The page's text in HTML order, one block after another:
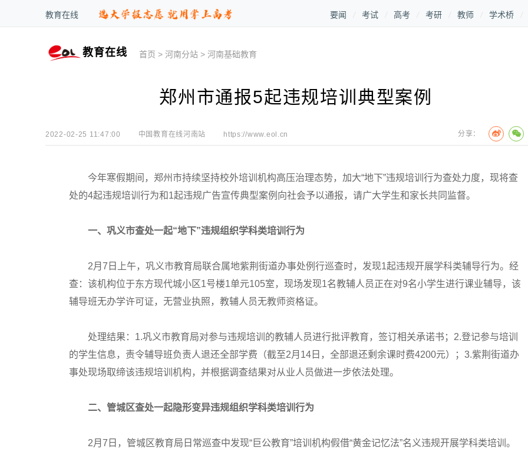
教育在线 要闻 考试 高考 考研 教师 学术桥
教育在线 首页 > 河南分站 > 河南基础教育
郑州市通报5起违规培训典型案例
2022-02-25 11:47:00 中国教育在线河南站 https://www.eol.cn 分享：
今年寒假期间，郑州市持续坚持校外培训机构高压治理态势，加大“地下”违规培训行为查处力度，现将查
处的4起违规培训行为和1起违规广告宣传典型案例向社会予以通报，请广大学生和家长共同监督。
一、巩义市查处一起“地下”违规组织学科类培训行为
2月7日上午，巩义市教育局联合属地紫荆街道办事处例行巡查时，发现1起违规开展学科类辅导行为。经
查：该机构位于东方现代城小区1号楼1单元105室，现场发现1名教辅人员正在对9名小学生进行课业辅导，该
辅导班无办学许可证，无营业执照，教辅人员无教师资格证。
处理结果：1.巩义市教育局对参与违规培训的教辅人员进行批评教育，签订相关承诺书；2.登记参与培训
的学生信息，责令辅导班负责人退还全部学费（截至2月14日，全部退还剩余课时费4200元）；3.紫荆街道办
事处现场取缔该违规培训机构，并根据调查结果对从业人员做进一步依法处理。
二、管城区查处一起隐形变异违规组织学科类培训行为
2月7日，管城区教育局日常巡查中发现“巨公教育”培训机构假借“黄金记忆法”名义违规开展学科类培训。